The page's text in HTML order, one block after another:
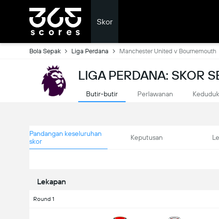
Skor
Bola Sepak Liga Perdana Manchester United v Bournemouth
LIGA PERDANA: SKOR
Butir-butir Perlawanan
Pandangan keseluruhan
skor
Keputusan
Lekapan
Round 1